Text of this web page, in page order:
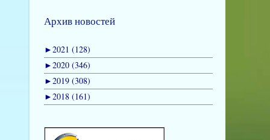
Архив новостей
►2021 (128)
►2020 (346)
►2019 (308)
►2018 (161)